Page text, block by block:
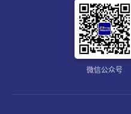
微信公众号